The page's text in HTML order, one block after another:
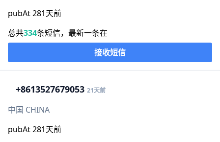
pubAt 281天前
总共334条短信，最新一条在
接收短信
+8613527679053 21天前
中国 CHINA
pubAt 281天前